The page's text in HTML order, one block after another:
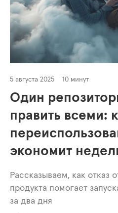
5 августа 2025 10 минут
Один
править всеми:
экономит
Рассказываем, как отказ
продукта помогает
за два дня